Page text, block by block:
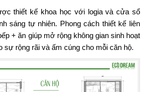
thiết kế khoa học với logia và cửa sổ
sáng tự nhiên. Phong cách thiết kế liên
+ ăn giúp mở rộng không gian sinh hoạt
sự rộng rãi và ấm cúng cho mỗi căn hộ.